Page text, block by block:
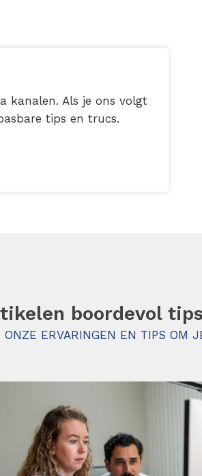
kanalen. Als je ons volgt
tips en trucs.
boordevol
ERVARINGEN EN TIPS OM